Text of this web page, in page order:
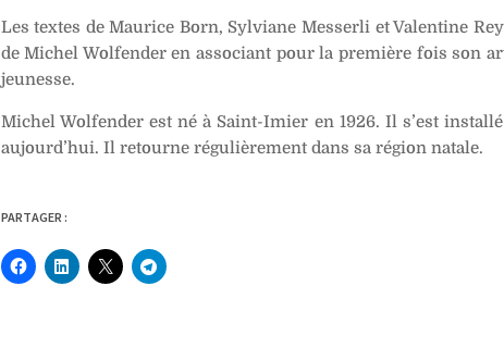
Les textes de Maurice Born, Sylviane Messerli et Valentine
de Michel Wolfender en associant pour la première fois son
jeunesse.
Michel Wolfender est né à Saint-Imier en 1926. Il s’est
aujourd’hui. Il retourne régulièrement dans sa région natale.
PARTAGER :